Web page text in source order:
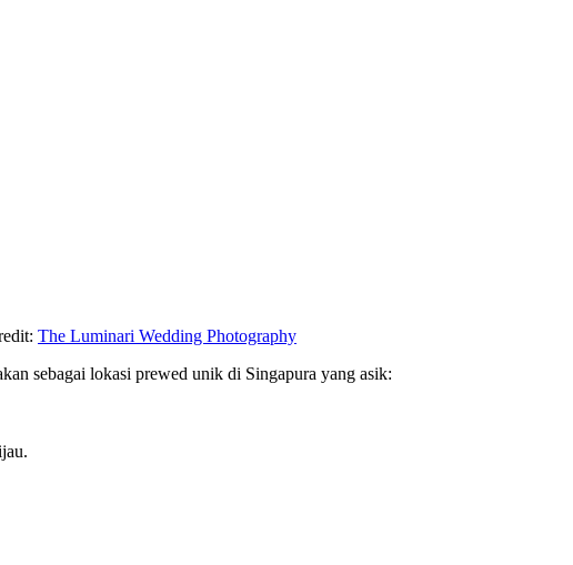
The Luminari Wedding Photography
sebagai lokasi prewed unik di Singapura yang asik: